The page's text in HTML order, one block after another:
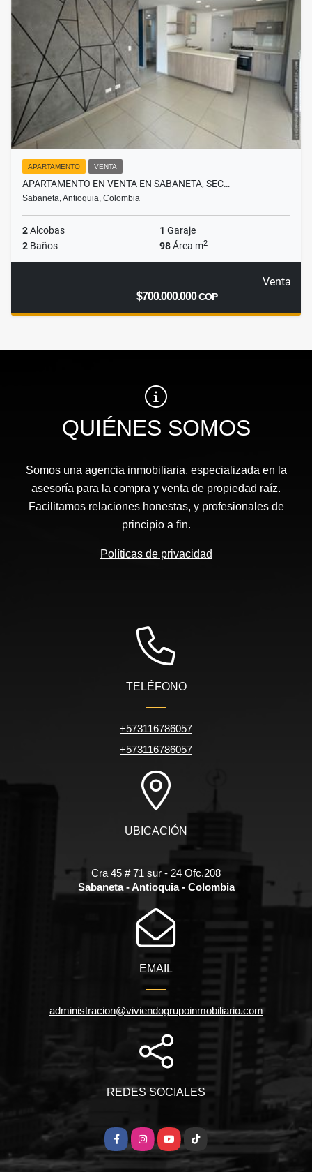
APARTAMENTO VENTA
APARTAMENTO EN VENTA EN SABANETA, SEC…
Sabaneta, Antioquia, Colombia
2Alcobas 1 Garaje
2 Baños 98Área m2
Venta
$700.000.000COP
QUIÉNES SOMOS
Somos una agencia inmobiliaria, especializada en la
asesoría para la compra y venta de propiedad raíz.
Facilitamos relaciones honestas, y profesionales de
principio a fin.
Políticas de privacidad
TELÉFONO
+573116786057
+573116786057
UBICACIÓN
Cra 45 # 71 sur - 24 Ofc.208
Sabaneta - Antioquia - Colombia
EMAIL
administracion@viviendogrupoinmobiliario.com
REDES SOCIALES
FacebookInstagramYouTubeTikTok